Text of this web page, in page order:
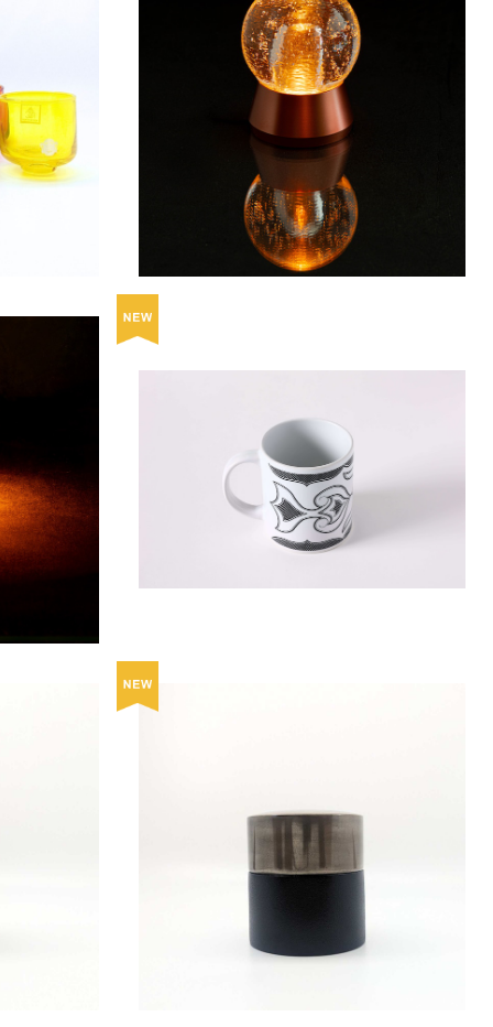
口 -sakec
せを願う
気泡ガラスが月の煌きを纏わせるテーブルラ
イト -Luna / ルナ –
¥25,300
ガラスと木
しずく -
アイヌ文様のマグカップ 【お客様の声から
生まれた商品】
¥1,350
茶葉・コーヒー豆・お菓子入れ 茶筒（平）/
銀彩
¥25,300